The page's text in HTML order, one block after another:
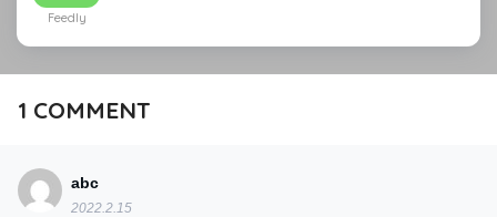
Feedly
1 COMMENT
abc
2022.2.15